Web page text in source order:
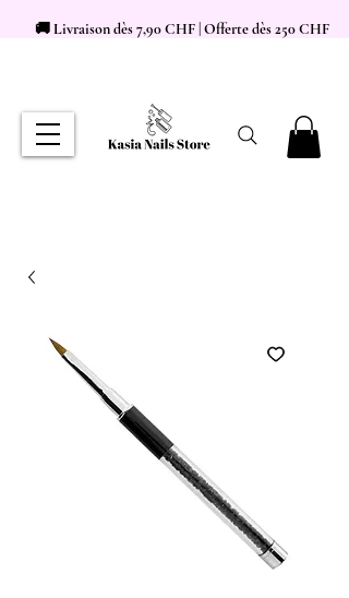
🚚 Livraison dès 7,90 CHF | Offerte dès 250 CHF